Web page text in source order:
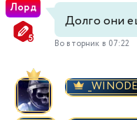
Лорд
Долго они
Во вторник в 07:22